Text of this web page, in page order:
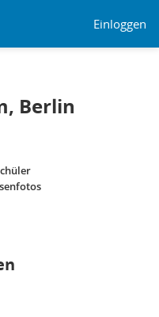
Einloggen
Berlin